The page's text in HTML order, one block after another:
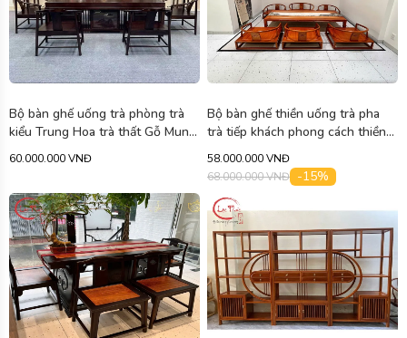
Bộ bàn ghế uống trà phòng trà
kiểu Trung Hoa trà thất Gỗ Mun
Nam Phi 2m06 BAN02
60.000.000 VNĐ
Bộ bàn ghế thiền uống trà pha
trà tiếp khách phong cách thiền
trà Gỗ Gõ 1m9 BAN03
58.000.000 VNĐ
68.000.000 VNĐ -15%